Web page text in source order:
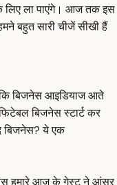
लिए ला पाएंगे। आज तक इस
बहुत सारी चीजें सीखी हैं
बिजनेस आइडियाज आते
बिजनेस स्टार्ट कर
बिजनेस? ये एक
हमारे आज के गेस्ट ने आंसर